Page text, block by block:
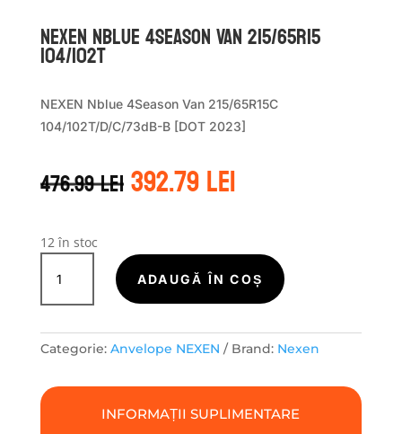
Nexen NBLUE 4SEASON VAN 215/65R15
104/102T
NEXEN Nblue 4Season Van 215/65R15C
104/102T/D/C/73dB-B [DOT 2023]
476.99leiPrețul
inițial
476.99 lei.
392.79leiPrețul
curent
12 în stoc
Cantitate
Nexen
NBLUE
VAN
104/102T
ADAUGĂ ÎN COȘ
Categorie: Anvelope NEXEN Brand: Nexen
INFORMAȚII SUPLIMENTARE